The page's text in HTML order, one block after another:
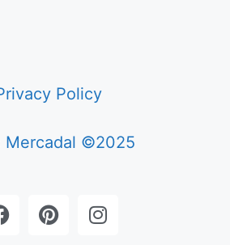
Policy
Mercadal ©2025